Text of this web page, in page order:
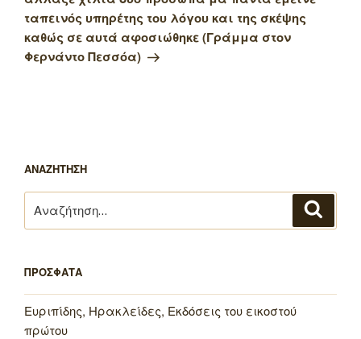
ταπεινός υπηρέτης του λόγου και της σκέψης
καθώς σε αυτά αφοσιώθηκε (Γράμμα στον
Φερνάντο Πεσσόα)
ΑΝΑΖΗΤΗΣΗ
για:
ΠΡΟΣΦΑΤΑ
Ευριπίδης, Ηρακλείδες, Εκδόσεις του εικοστού
πρώτου